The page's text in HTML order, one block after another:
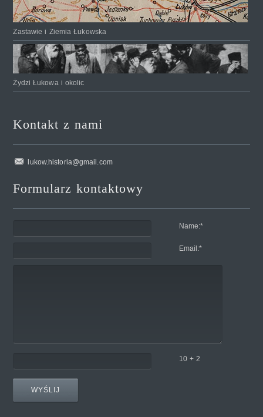
Zastawie i Ziemia Łukowska
Żydzi Łukowa i okolic
Kontakt z nami
lukow.historia@gmail.com
Formularz kontaktowy
Name:*
Email:*
10 + 2